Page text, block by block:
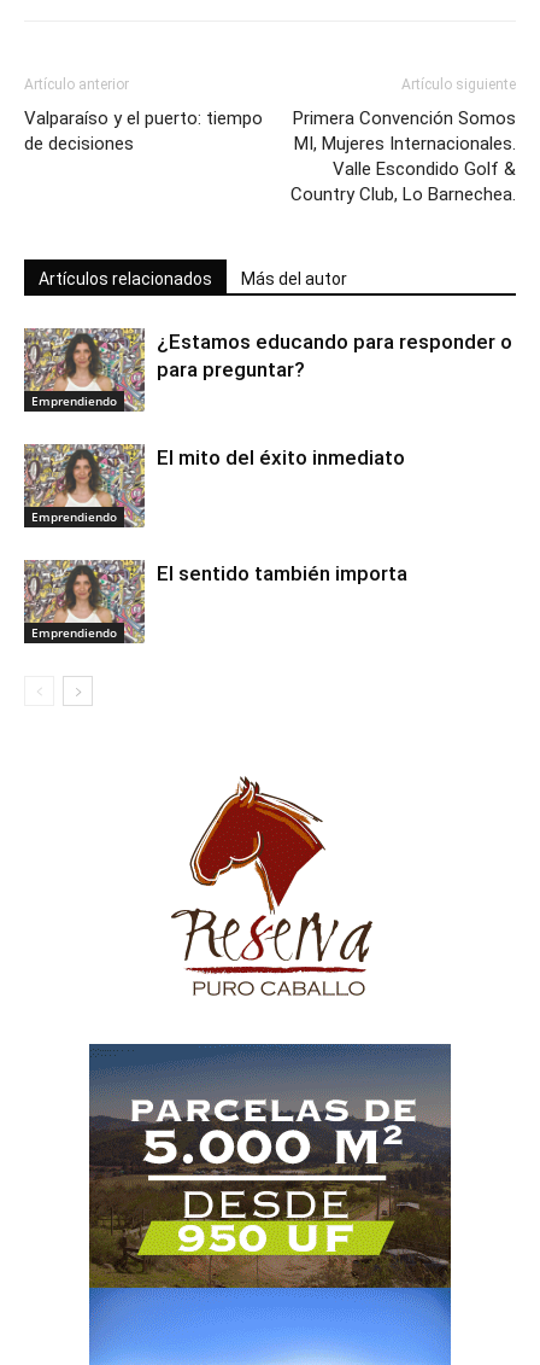
Artículo anterior
Valparaíso y el puerto: tiempo
de decisiones
Artículo siguiente
Primera Convención Somos
MI, Mujeres Internacionales.
Valle Escondido Golf &
Country Club, Lo Barnechea.
Artículos relacionados Más del autor
Emprendiendo
¿Estamos educando para responder o
para preguntar?
Emprendiendo
El mito del éxito inmediato
Emprendiendo
El sentido también importa